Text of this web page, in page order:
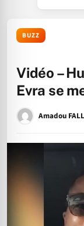
BUZZ
Vidéo –
Evra se
Amadou FALL